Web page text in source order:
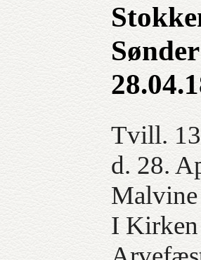
Tvill. 13
d. 28.
Malvine
I